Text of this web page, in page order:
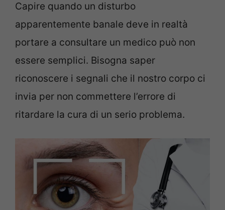
Capire quando un disturbo
apparentemente banale deve in realtà
portare a consultare un medico può non
essere semplici. Bisogna saper
riconoscere i segnali che il nostro corpo ci
invia per non commettere l’errore di
ritardare la cura di un serio problema.